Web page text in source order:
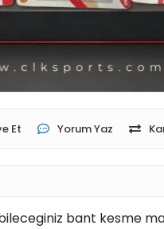
Et Yorum Yaz
bant kesme